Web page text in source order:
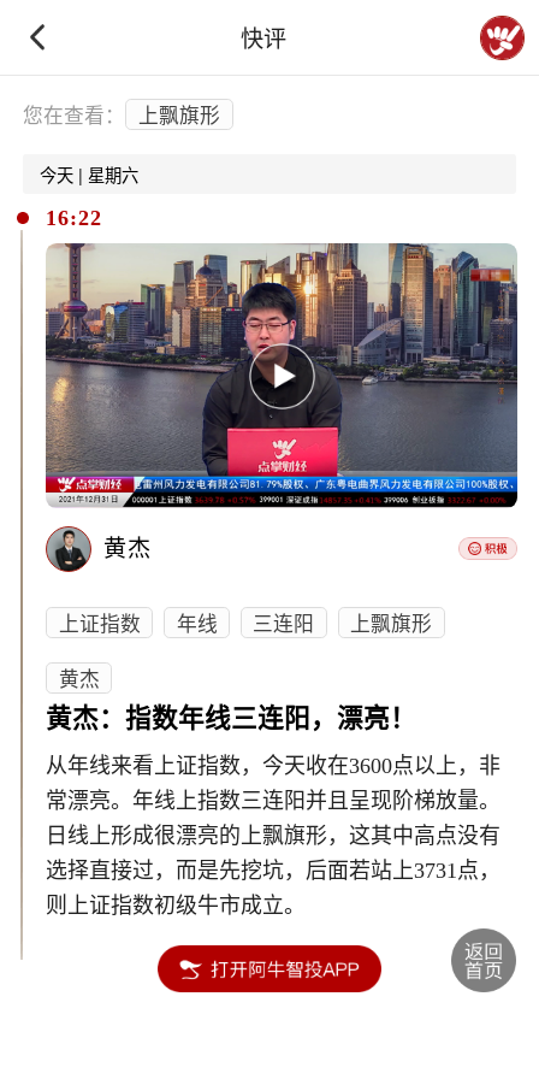
快评
下拉刷新
您在查看： 上飘旗形
今天 | 星期六
16:22
黄杰
上证指数 年线 三连阳
上飘旗形
黄杰
黄杰：指数年线三连阳，漂亮！
从年线来看上证指数，今天收在3600点以上，非
常漂亮。年线上指数三连阳并且呈现阶梯放量。
日线上形成很漂亮的上飘旗形，这其中高点没有
选择直接过，而是先挖坑，后面若站上3731点，
则上证指数初级牛市成立。